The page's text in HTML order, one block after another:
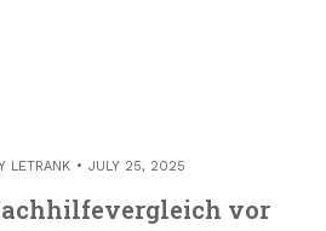
LETRANK JULY 25, 2025
vor